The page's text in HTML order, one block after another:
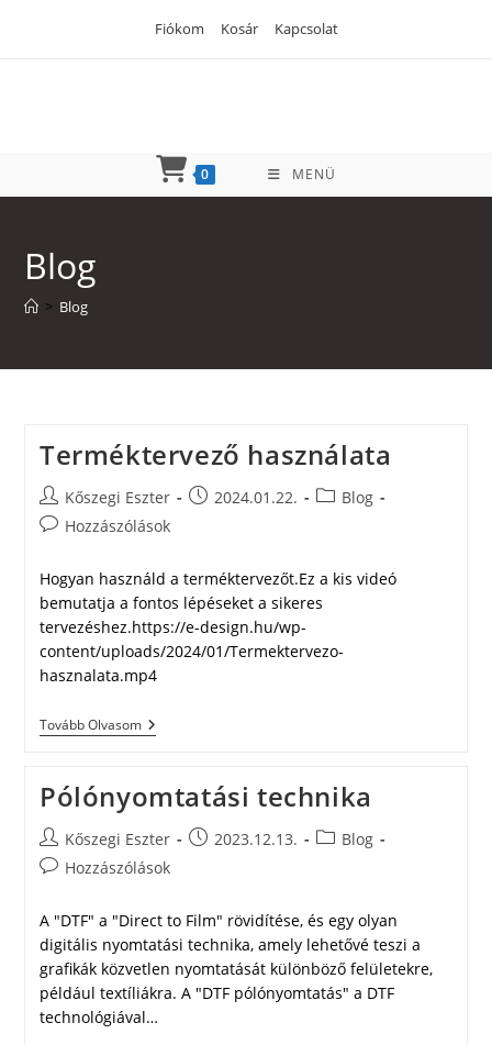
Fiókom Kosár Kapcsolat
0 MENÜ
Blog
> Blog
Terméktervező használata
Post
author:
Kőszegi Eszter
Post2024.01.22.
PostBlog
PostHozzászólások
Hogyan használd a terméktervezőt.Ez a kis videó
bemutatja a fontos lépéseket a sikeres
tervezéshez.https://e-design.hu/wp-
content/uploads/2024/01/Termektervezo-
hasznalata.mp4
Tovább OlvasomTerméktervező
Használata
Pólónyomtatási technika
Post
author:
Kőszegi Eszter
Post2023.12.13.
PostBlog
PostHozzászólások
A "DTF" a "Direct to Film" rövidítése, és egy olyan
digitális nyomtatási technika, amely lehetővé teszi a
grafikák közvetlen nyomtatását különböző felületekre,
például textíliákra. A "DTF pólónyomtatás" a DTF
technológiával…